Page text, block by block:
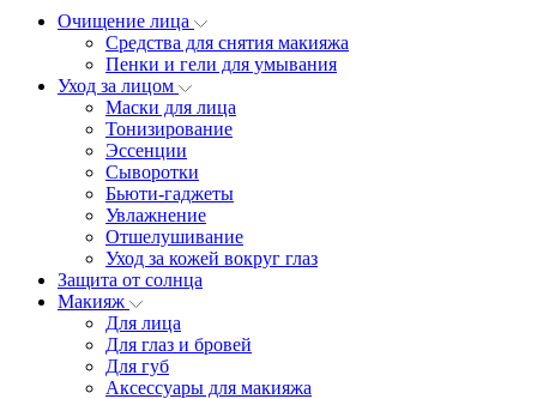
Очищение лица
Средства для снятия макияжа
Пенки и гели для умывания
Уход за лицом
Маски для лица
Тонизирование
Эссенции
Сыворотки
Бьюти-гаджеты
Увлажнение
Отшелушивание
Уход за кожей вокруг глаз
Защита от солнца
Макияж
Для лица
Для глаз и бровей
Для губ
Аксессуары для макияжа